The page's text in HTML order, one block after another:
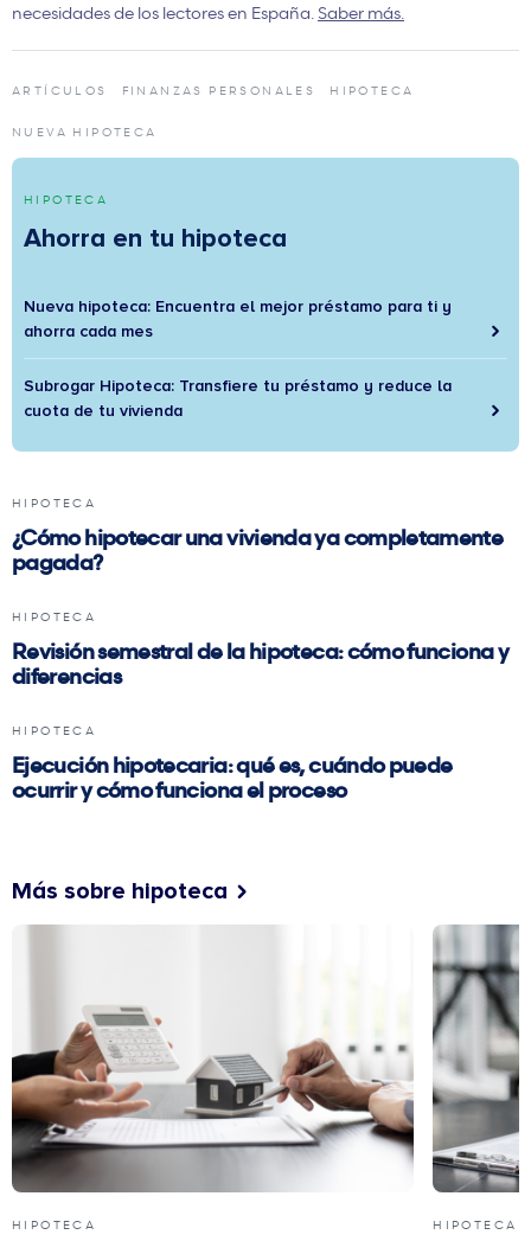
necesidades de los lectores en España. Saber más.
ARTÍCULOS FINANZAS PERSONALES HIPOTECA
NUEVA HIPOTECA
HIPOTECA
Ahorra en tu hipoteca
Nueva hipoteca: Encuentra el mejor préstamo para ti y
ahorra cada mes
Subrogar Hipoteca: Transfiere tu préstamo y reduce la
cuota de tu vivienda
HIPOTECA
¿Cómo hipotecar una vivienda ya completamente
pagada?
HIPOTECA
Revisión semestral de la hipoteca: cómo funciona y
diferencias
HIPOTECA
Ejecución hipotecaria: qué es, cuándo puede
ocurrir y cómo funciona el proceso
Más sobre hipoteca
HIPOTECA HIPOTECA